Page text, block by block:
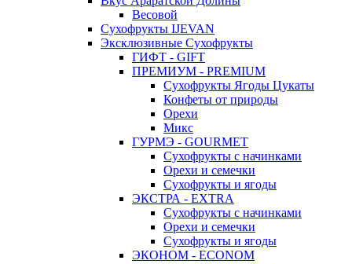
Весовой
Сухофрукты IJEVAN
Эксклюзивные Сухофрукты
ГИФТ - GIFT
ПРЕМИУМ - PREMIUM
Сухофрукты Ягоды Цукаты
Конфеты от природы
Орехи
Микс
ГУРМЭ - GOURMET
Сухофрукты с начинками
Орехи и семечки
Сухофрукты и ягоды
ЭКСТРА - EXTRA
Сухофрукты с начинками
Орехи и семечки
Сухофрукты и ягоды
ЭКОНОМ - ECONOM